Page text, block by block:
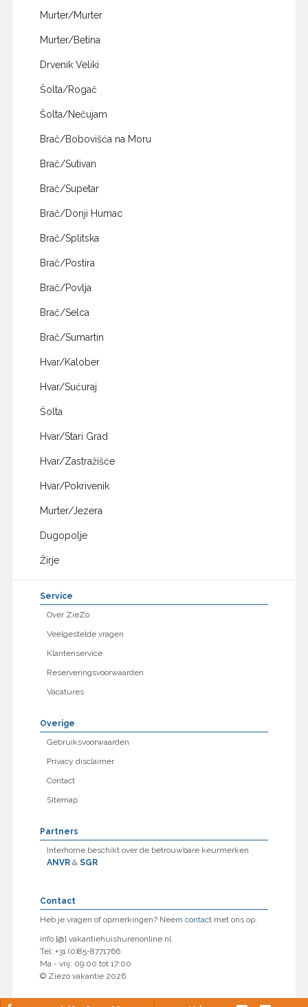
Murter/Murter
Murter/Betina
Drvenik Veliki
Šolta/Rogač
Šolta/Nečujam
Brač/Bobovišća na Moru
Brač/Sutivan
Brač/Supetar
Brač/Donji Humac
Brač/Splitska
Brač/Postira
Brač/Povlja
Brač/Selca
Brač/Sumartin
Hvar/Kalober
Hvar/Sućuraj
Šolta
Hvar/Stari Grad
Hvar/Zastražišće
Hvar/Pokrivenik
Murter/Jezera
Dugopolje
Žirje
Service
Over ZieZo
Veelgestelde vragen
Klantenservice
Reserveringsvoorwaarden
Vacatures
Overige
Gebruiksvoorwaarden
Privacy disclaimer
Contact
Sitemap
Partners
Interhome beschikt over de betrouwbare keurmerken
ANVR& SGR
Contact
Heb je vragen of opmerkingen? Neem contactmet ons op.
info [@] vakantiehuishurenonline.nl
Tel: +31 (0)85-8771766
Ma - vrij: 09:00 tot 17:00
© Ziezo vakantie 2026